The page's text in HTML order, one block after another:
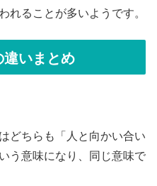
ることが多いようです。
いまとめ
どちらも「人と向かい合い
う意味になり、同じ意味で